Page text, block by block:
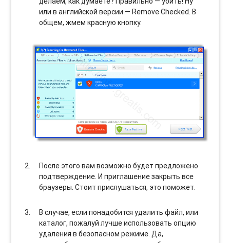
или в английской версии — Remove Checked. В
общем, жмем красную кнопку.
После этого вам возможно будет предложено
подтверждение. И приглашение закрыть все
браузеры. Стоит прислушаться, это поможет.
В случае, если понадобится удалить файл, или
каталог, пожалуй лучше использовать опцию
удаления в безопасном режиме. Да,